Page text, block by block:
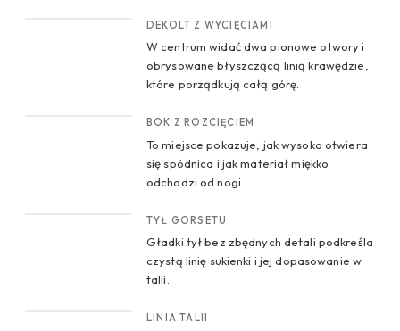
DEKOLT Z WYCIĘCIAMI
W centrum widać dwa pionowe otwory i
obrysowane błyszczącą linią krawędzie,
które porządkują całą górę.
BOK Z ROZCIĘCIEM
To miejsce pokazuje, jak wysoko otwiera
się spódnica i jak materiał miękko
odchodzi od nogi.
TYŁ GORSETU
Gładki tył bez zbędnych detali podkreśla
czystą linię sukienki i jej dopasowanie w
talii.
LINIA TALII